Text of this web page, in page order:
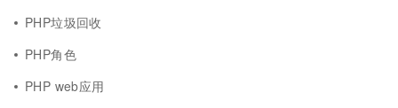
PHP垃圾回收
PHP角色
PHP web应用